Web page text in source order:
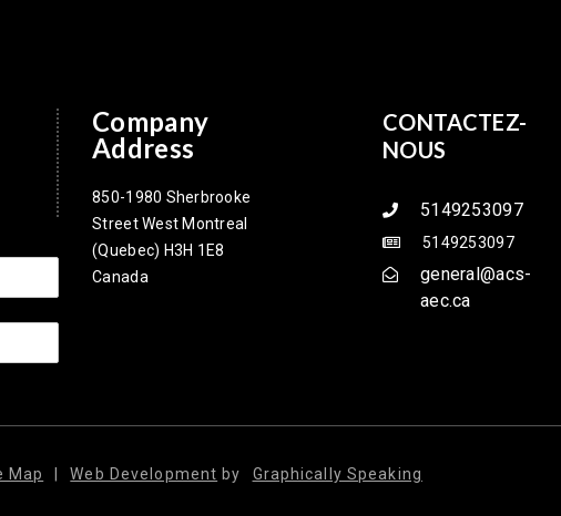
Company
Address
850-1980 Sherbrooke
Street West Montreal
(Quebec) H3H 1E8
Canada
CONTACTEZ-
NOUS
5149253097
5149253097
general@acs-
aec.ca
Map Web Development by Graphically Speaking